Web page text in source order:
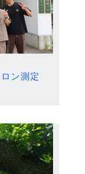
ン測定